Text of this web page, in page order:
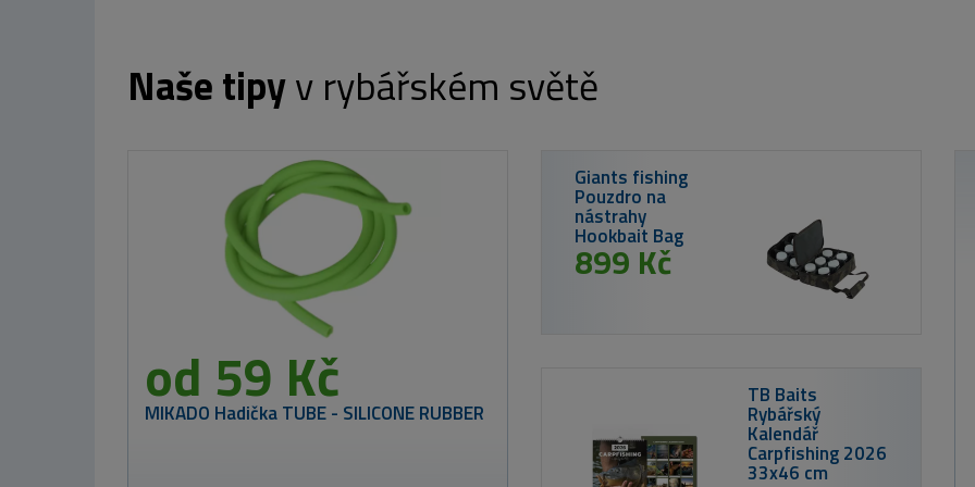
Naše tipyv rybářském světě
TB Baits Vyvážené Boilie Balanced +
Atraktor Corn 100 g
od 199 Kč
Nikl Ready PVA Stick Corn 20ks